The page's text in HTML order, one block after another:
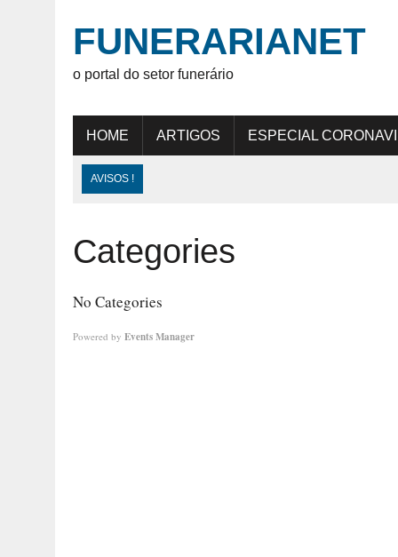
FUNERARIANET
o portal do setor funerário
HOME ARTIGOS ESPECIAL
AVISOS !
Categories
No Categories
Powered by Events Manager